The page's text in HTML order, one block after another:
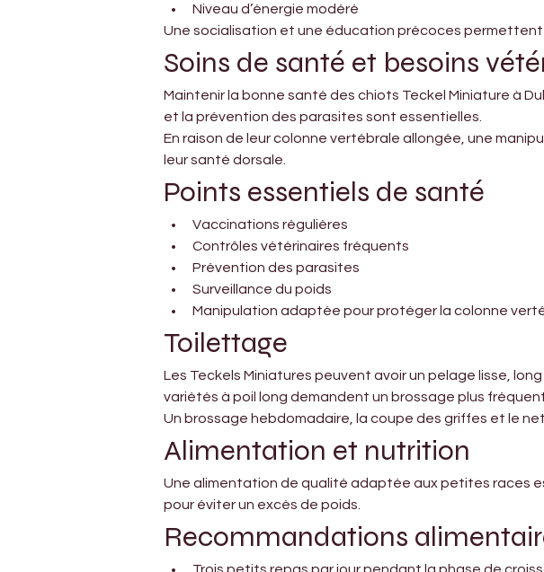
Niveau d’énergie modéré
Une socialisation et une éducation précoces
Soins de santé et besoins
Maintenir la bonne santé des chiots Teckel Miniature à
et la prévention des parasites sont essentielles.
En raison de leur colonne vertébrale allongée, une
leur santé dorsale.
Points essentiels de santé
Vaccinations régulières
Contrôles vétérinaires fréquents
Prévention des parasites
Surveillance du poids
Manipulation adaptée pour protéger la colonne
Toilettage
Les Teckels Miniatures peuvent avoir un pelage lisse,
variétés à poil long demandent un brossage plus
Un brossage hebdomadaire, la coupe des griffes et le
Alimentation et nutrition
Une alimentation de qualité adaptée aux petites races
pour éviter un excès de poids.
Recommandations